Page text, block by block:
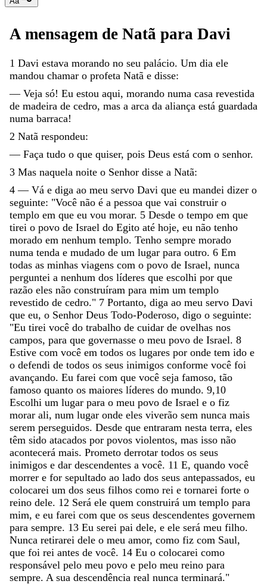
A mensagem de Natã para Davi
1 Davi estava morando no seu palácio. Um dia ele
mandou chamar o profeta Natã e disse:
— Veja só! Eu estou aqui, morando numa casa revestida
de madeira de cedro, mas a arca da aliança está guardada
numa barraca!
2 Natã respondeu:
— Faça tudo o que quiser, pois Deus está com o senhor.
3 Mas naquela noite o Senhor disse a Natã:
4 — Vá e diga ao meu servo Davi que eu mandei dizer o
seguinte: "Você não é a pessoa que vai construir o
templo em que eu vou morar. 5 Desde o tempo em que
tirei o povo de Israel do Egito até hoje, eu não tenho
morado em nenhum templo. Tenho sempre morado
numa tenda e mudado de um lugar para outro. 6 Em
todas as minhas viagens com o povo de Israel, nunca
perguntei a nenhum dos líderes que escolhi por que
razão eles não construíram para mim um templo
revestido de cedro." 7 Portanto, diga ao meu servo Davi
que eu, o Senhor Deus Todo-Poderoso, digo o seguinte:
"Eu tirei você do trabalho de cuidar de ovelhas nos
campos, para que governasse o meu povo de Israel. 8
Estive com você em todos os lugares por onde tem ido e
o defendi de todos os seus inimigos conforme você foi
avançando. Eu farei com que você seja famoso, tão
famoso quanto os maiores líderes do mundo. 9,10
Escolhi um lugar para o meu povo de Israel e o fiz
morar ali, num lugar onde eles viverão sem nunca mais
serem perseguidos. Desde que entraram nesta terra, eles
têm sido atacados por povos violentos, mas isso não
acontecerá mais. Prometo derrotar todos os seus
inimigos e dar descendentes a você. 11 E, quando você
morrer e for sepultado ao lado dos seus antepassados, eu
colocarei um dos seus filhos como rei e tornarei forte o
reino dele. 12 Será ele quem construirá um templo para
mim, e eu farei com que os seus descendentes governem
para sempre. 13 Eu serei pai dele, e ele será meu filho.
Nunca retirarei dele o meu amor, como fiz com Saul,
que foi rei antes de você. 14 Eu o colocarei como
responsável pelo meu povo e pelo meu reino para
sempre. A sua descendência real nunca terminará."